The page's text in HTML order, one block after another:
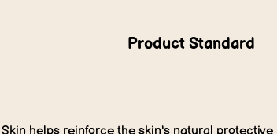
Product Standard